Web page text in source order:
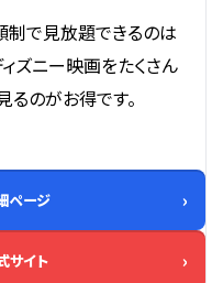
制で見放題できるのは
ズニー映画をたくさん
のがお得です。
ページ
サイト